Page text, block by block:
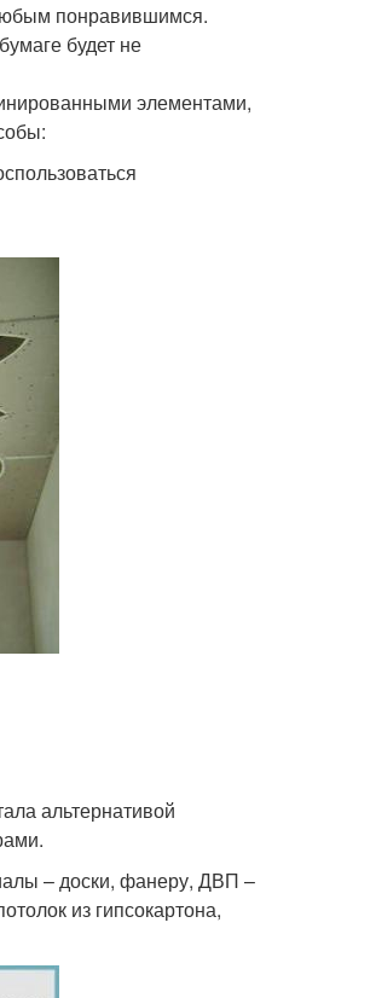
понравившимся.
будет не
элементами,
альтернативой
– доски, фанеру, ДВП –
из гипсокартона,